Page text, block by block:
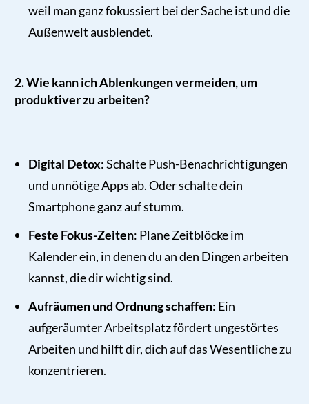
weil man ganz fokussiert bei der Sache ist und die
Außenwelt ausblendet.
2. Wie kann ich Ablenkungen vermeiden, um
produktiver zu arbeiten?
Digital Detox: Schalte Push-Benachrichtigungen
und unnötige Apps ab. Oder schalte dein
Smartphone ganz auf stumm.
Feste Fokus-Zeiten: Plane Zeitblöcke im
Kalender ein, in denen du an den Dingen arbeiten
kannst, die dir wichtig sind.
Aufräumen und Ordnung schaffen: Ein
aufgeräumter Arbeitsplatz fördert ungestörtes
Arbeiten und hilft dir, dich auf das Wesentliche zu
konzentrieren.